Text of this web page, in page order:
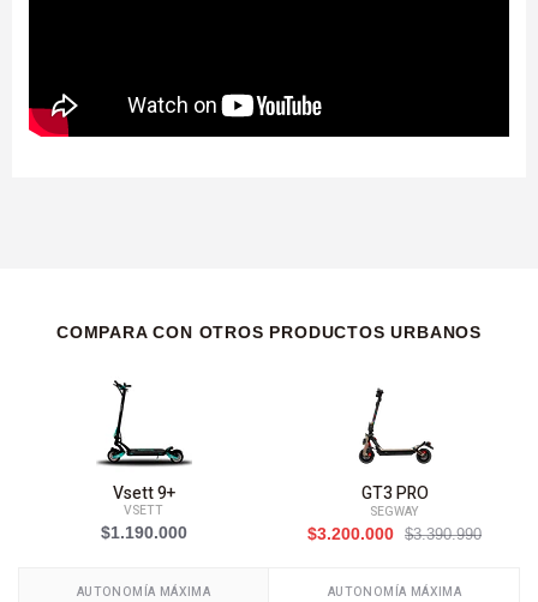
COMPARA CON OTROS PRODUCTOS URBANOS
Vsett 9+
VSETT
$1.190.000
AUTONOMÍA MÁXIMA
GT3 PRO
SEGWAY
$3.200.000
$3.390.990
AUTONOMÍA MÁXIMA